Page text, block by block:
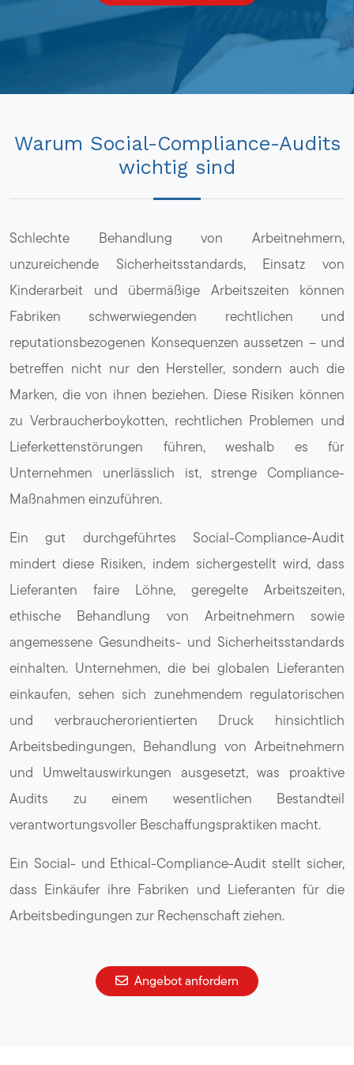
Warum Social-Compliance-Audits
wichtig sind
Schlechte Behandlung von Arbeitnehmern,
unzureichende Sicherheitsstandards, Einsatz von
Kinderarbeit und übermäßige Arbeitszeiten können
Fabriken schwerwiegenden rechtlichen und
reputationsbezogenen Konsequenzen aussetzen – und
betreffen nicht nur den Hersteller, sondern auch die
Marken, die von ihnen beziehen. Diese Risiken können
zu Verbraucherboykotten, rechtlichen Problemen und
Lieferkettenstörungen führen, weshalb es für
Unternehmen unerlässlich ist, strenge Compliance-
Maßnahmen einzuführen.
Ein gut durchgeführtes Social-Compliance-Audit
mindert diese Risiken, indem sichergestellt wird, dass
Lieferanten faire Löhne, geregelte Arbeitszeiten,
ethische Behandlung von Arbeitnehmern sowie
angemessene Gesundheits- und Sicherheitsstandards
einhalten. Unternehmen, die bei globalen Lieferanten
einkaufen, sehen sich zunehmendem regulatorischen
und verbraucherorientierten Druck hinsichtlich
Arbeitsbedingungen, Behandlung von Arbeitnehmern
und Umweltauswirkungen ausgesetzt, was proaktive
Audits zu einem wesentlichen Bestandteil
verantwortungsvoller Beschaffungspraktiken macht.
Ein Social- und Ethical-Compliance-Audit stellt sicher,
dass Einkäufer ihre Fabriken und Lieferanten für die
Arbeitsbedingungen zur Rechenschaft ziehen.
Angebot anfordern